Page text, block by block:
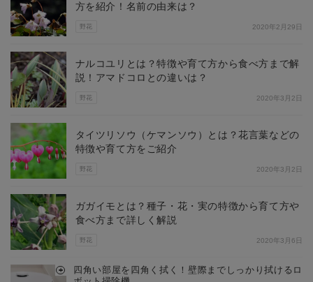
野花
方を紹介！名前の由来は？
2020年2月29日
野花
ナルコユリとは？特徴や育て方から食べ方まで解
説！アマドコロとの違いは？
2020年3月2日
野花
タイツリソウ（ケマンソウ）とは？花言葉などの
特徴や育て方をご紹介
2020年3月2日
野花
ガガイモとは？種子・花・実の特徴から育て方や
食べ方まで詳しく解説
2020年3月6日
四角い部屋を四角く拭く！壁際までしっかり拭けるロ